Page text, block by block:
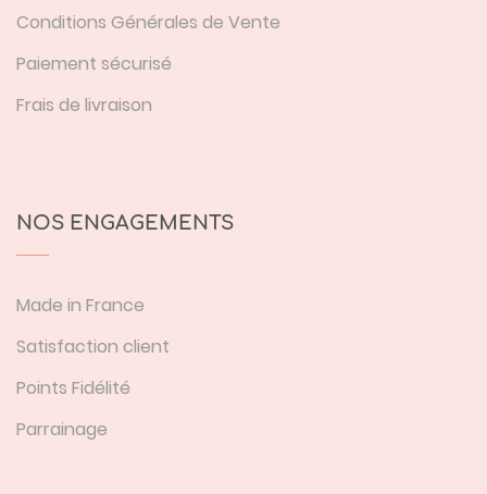
Conditions Générales de Vente
Paiement sécurisé
Frais de livraison
NOS ENGAGEMENTS
Made in France
Satisfaction client
Points Fidélité
Parrainage